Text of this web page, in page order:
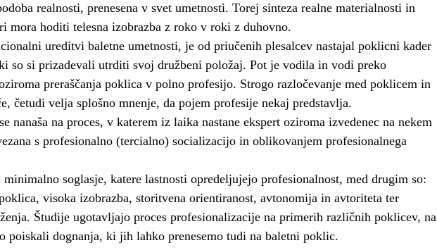
realnosti, prenesena v svet umetnosti. Torej sinteza realne materialnosti in
mora hoditi telesna izobrazba z roko v roki z duhovno.
ureditvi baletne umetnosti, je od priučenih plesalcev nastajal poklicni kader
so si prizadevali utrditi svoj družbeni položaj. Pot je vodila in vodi preko
preraščanja poklica v polno profesijo. Strogo razločevanje med poklicem in
četudi velja splošno mnenje, da pojem profesije nekaj predstavlja.
nanaša na proces, v katerem iz laika nastane ekspert oziroma izvedenec na nekem
s profesionalno (tercialno) socializacijo in oblikovanjem profesionalnega
soglasje, katere lastnosti opredeljujejo profesionalnost, med drugim so:
visoka izobrazba, storitvena orientiranost, avtonomija in avtoriteta ter
Študije ugotavljajo proces profesionalizacije na primerih različnih poklicev, na
poiskali dognanja, ki jih lahko prenesemo tudi na baletni poklic.